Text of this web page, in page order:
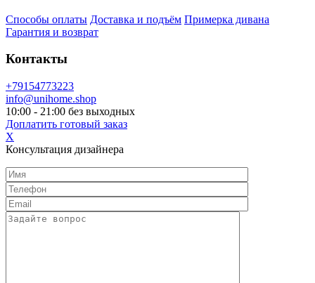
Способы оплаты Доставка и подъём Примерка дивана
Гарантия и возврат
Контакты
+79154773223
info@unihome.shop
10:00 - 21:00 без выходных
Доплатить готовый заказ
X
Консультация дизайнера